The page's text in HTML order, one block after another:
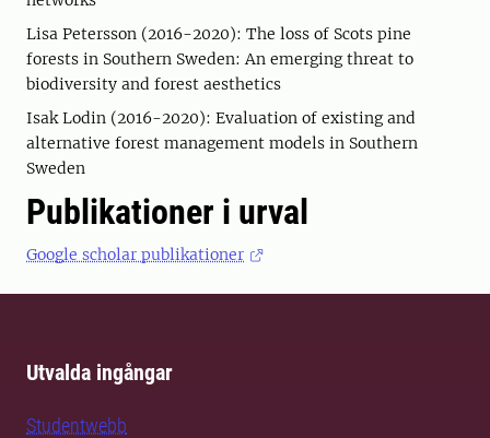
Lisa Petersson (2016-2020): The loss of Scots pine
forests in Southern Sweden: An emerging threat to
biodiversity and forest aesthetics
Isak Lodin (2016-2020): Evaluation of existing and
alternative forest management models in Southern
Sweden
Publikationer i urval
Google scholar publikationer
Utvalda ingångar
Studentwebb